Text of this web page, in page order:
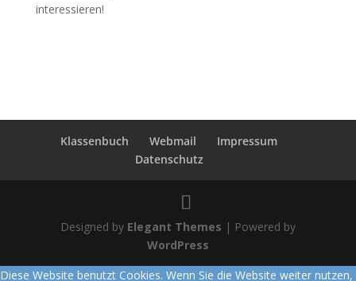
interessieren!
Klassenbuch Webmail
Impressum
Datenschutz
Designed by Elegant Themes | Powered by
WordPress
Diese Website benutzt Cookies. Wenn Sie die Website weiter nutzen,